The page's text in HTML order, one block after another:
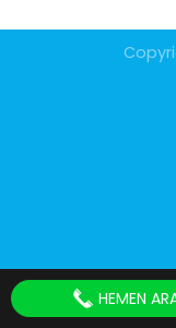
HEMEN